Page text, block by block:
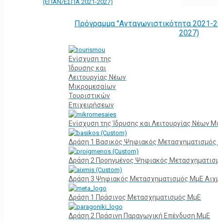
(ΕΠΑΝ/ΕΣΠΑ 2021-2027)
Πρόγραμμα "Ανταγωνιστικότητα
2027)
Ενίσχυση της
Ίδρυσης και
Λειτουργίας Νέων
Μικρομεσαίων
Τουριστικών
Επιχειρήσεων
Ενίσχυση της Ίδρυσης και Λειτουργίας Νέων
Δράση 1 Βασικός Ψηφιακός
Δράση 2 Προηγμένος Ψηφιακός
Δράση 3 Ψηφιακός Μετασχηματισμός ΜμΕ
Δράση 1 Πράσινος Μετασχηματισμός ΜμΕ
Δράση 2 Πράσινη Παραγωγική Επένδυση ΜμΕ